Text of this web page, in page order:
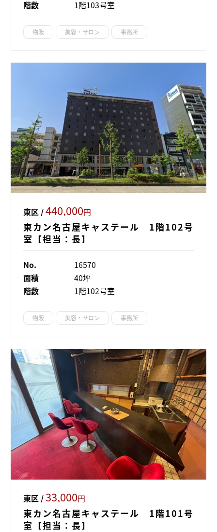
階数 1階103号室
物販 美容・サロン 事務所
東区 /440,000円
東カン名古屋キャステール 1階102号
室【担当：長】
No.
16570
面積
40坪
階数
1階102号室
物販 美容・サロン 事務所
東区 /33,000円
東カン名古屋キャステール 1階101号
室【担当：長】